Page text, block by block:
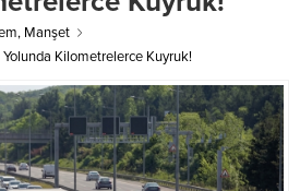
, Manşet
Kilometrelerce Kuyruk!